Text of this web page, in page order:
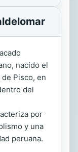
nacido el
Pisco, en
del
por
y una
peruana.